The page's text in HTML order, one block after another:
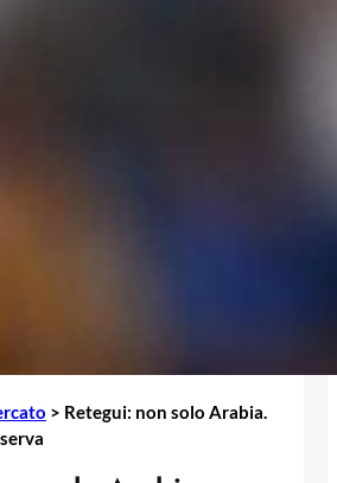
> Retegui: non solo Arabia.